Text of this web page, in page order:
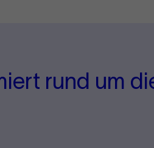
rund um